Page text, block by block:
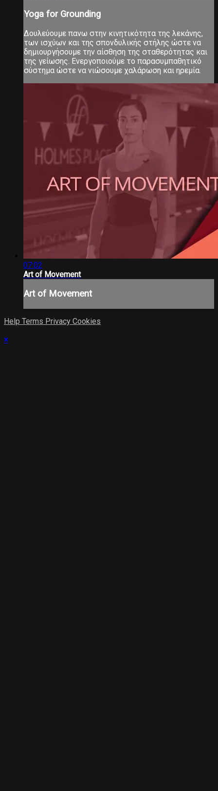
Yoga for Grounding
Δουλεύουμε πανω στην κινητικότητα της λεκάνης,
των ισχύων και της σπονδυλικής στήλης ώστε να
δημιουργήσουμε την αίσθηση της σταθερότητας και
της γείωσης. Ενεργοποιούμε το παρασυμπαθητικό
σύστημα ώστε να νιώσουμε χαλάρωση και ηρεμία.
07:02
Art of Movement
Art of Movement
Help Terms Privacy Cookies
×